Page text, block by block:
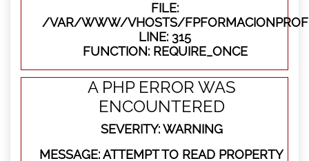
FILE:
/VAR/WWW/VHOSTS/
LINE: 315
FUNCTION: REQUIRE_ONCE
A PHP ERROR WAS
ENCOUNTERED
SEVERITY: WARNING
MESSAGE: ATTEMPT TO READ PROPERTY